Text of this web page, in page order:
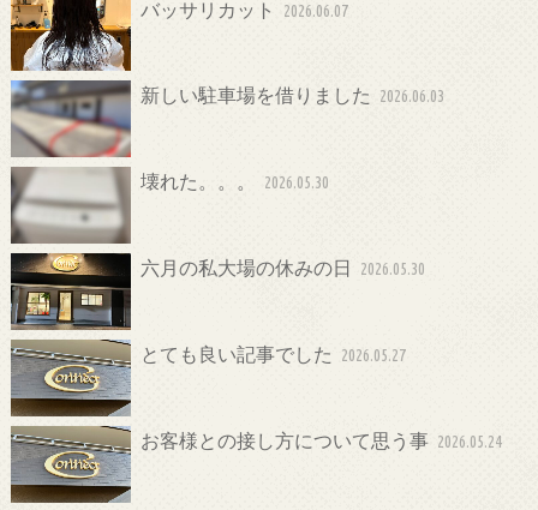
バッサリカット 2026.06.07
新しい駐車場を借りました 2026.06.03
壊れた。。。 2026.05.30
六月の私大場の休みの日 2026.05.30
とても良い記事でした 2026.05.27
お客様との接し方について思う事 2026.05.24